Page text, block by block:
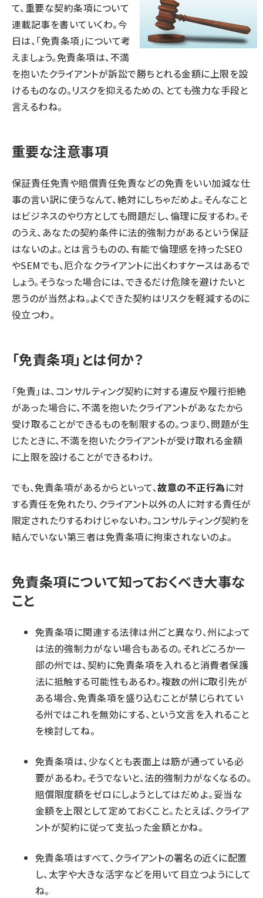
て、重要な契約条項について
連載記事を書いていくわ。今
日は、「免責条項」について考
えましょう。免責条項は、不満
を抱いたクライアントが訴訟で勝ちとれる金額に上限を設
けるものなの。リスクを抑えるための、とても強力な手段と
言えるわね。
重要な注意事項
保証責任免責や賠償責任免責などの免責をいい加減な仕
事の言い訳に使うなんて、絶対にしちゃだめよ。そんなこと
はビジネスのやり方としても問題だし、倫理に反するわ。そ
のうえ、あなたの契約条件に法的強制力があるという保証
はないのよ。とは言うものの、有能で倫理感を持ったSEO
やSEMでも、厄介なクライアントに出くわすケースはあるで
しょう。そうなった場合には、できるだけ危険を避けたいと
思うのが当然よね。よくできた契約はリスクを軽減するのに
役立つわ。
「免責条項」とは何か？
「免責」は、コンサルティング契約に対する違反や履行拒絶
があった場合に、不満を抱いたクライアントがあなたから
受け取ることができるものを制限するの。つまり、問題が生
じたときに、不満を抱いたクライアントが受け取れる金額
に上限を設けることができるわけ。
でも、免責条項があるからといって、故意の不正行為に対
する責任を免れたり、クライアント以外の人に対する責任が
限定されたりするわけじゃないわ。コンサルティング契約を
結んでいない第三者は免責条項に拘束されないのよ。
免責条項について知っておくべき大事な
こと
免責条項に関連する法律は州ごと異なり、州によって
は法的強制力がない場合もあるの。それどころか一
部の州では、契約に免責条項を入れると消費者保護
法に抵触する可能性もあるわ。複数の州に取引先が
ある場合、免責条項を盛り込むことが禁じられてい
る州ではこれを無効にする、という文言を入れること
を検討してね。
免責条項は、少なくとも表面上は筋が通っている必
要があるわ。そうでないと、法的強制力がなくなるの。
賠償限度額をゼロにしようとしてはだめよ。妥当な
金額を上限として定めておくこと。たとえば、クライア
ントが契約に従って支払った金額とかね。
免責条項はすべて、クライアントの署名の近くに配置
し、太字や大きな活字などを用いて目立つようにして
ね。